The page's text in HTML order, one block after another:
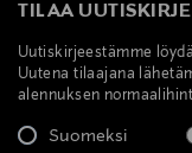
TILAA UUTISKIRJE
Uutiskirjeestämme
Uutena tilaajana
alennuksen
Suomeksi